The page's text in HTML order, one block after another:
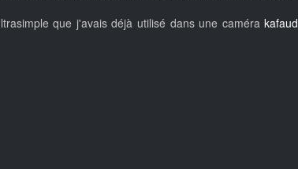
que j'avais déjà utilisé dans une caméra